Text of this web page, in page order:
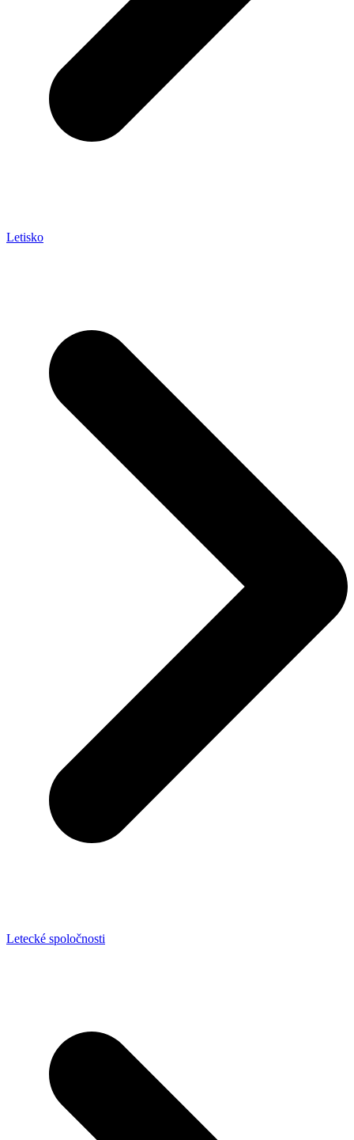
Letisko
Letecké spoločnosti